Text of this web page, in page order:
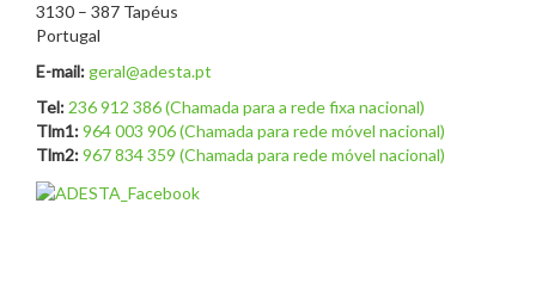
3130 – 387 Tapéus
Portugal
E-mail: geral@adesta.pt
Tel: 236 912 386 (Chamada para a rede fixa nacional)
Tlm1:964 003 906 (Chamada para rede móvel nacional)
Tlm2:967 834 359 (Chamada para rede móvel nacional)